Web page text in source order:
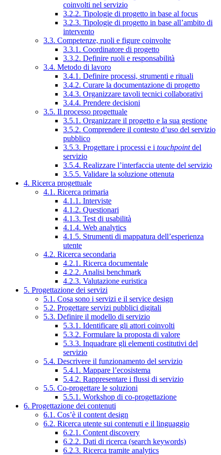
coinvolti nel servizio
3.2.2. Tipologie di progetto in base al focus
3.2.3. Tipologie di progetto in base all’ambito di
intervento
3.3. Competenze, ruoli e figure coinvolte
3.3.1. Coordinatore di progetto
3.3.2. Definire ruoli e responsabilità
3.4. Metodo di lavoro
3.4.1. Definire processi, strumenti e rituali
3.4.2. Curare la documentazione di progetto
3.4.3. Organizzare tavoli tecnici collaborativi
3.4.4. Prendere decisioni
3.5. Il processo progettuale
3.5.1. Organizzare il progetto e la sua gestione
3.5.2. Comprendere il contesto d’uso del servizio
pubblico
3.5.3. Progettare i processi e i touchpointdel
servizio
3.5.4. Realizzare l’interfaccia utente del servizio
3.5.5. Validare la soluzione ottenuta
4. Ricerca progettuale
4.1. Ricerca primaria
4.1.1. Interviste
4.1.2. Questionari
4.1.3. Test di usabilità
4.1.4. Web analytics
4.1.5. Strumenti di mappatura dell’esperienza
utente
4.2. Ricerca secondaria
4.2.1. Ricerca documentale
4.2.2. Analisi benchmark
4.2.3. Valutazione euristica
5. Progettazione dei servizi
5.1. Cosa sono i servizi e il service design
5.2. Progettare servizi pubblici digitali
5.3. Definire il modello di servizio
5.3.1. Identificare gli attori coinvolti
5.3.2. Formulare la proposta di valore
5.3.3. Inquadrare gli elementi costitutivi del
servizio
5.4. Descrivere il funzionamento del servizio
5.4.1. Mappare l’ecosistema
5.4.2. Rappresentare i flussi di servizio
5.5. Co-progettare le soluzioni
5.5.1. Workshop di co-progettazione
6. Progettazione dei contenuti
6.1. Cos’è il content design
6.2. Ricerca utente sui contenuti e il linguaggio
6.2.1. Content discovery
6.2.2. Dati di ricerca (search keywords)
6.2.3. Ricerca tramite analytics